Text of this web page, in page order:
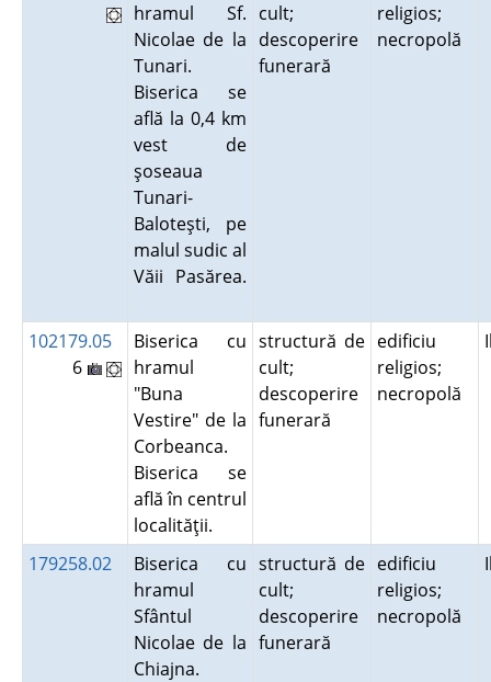
hramul Sf.
Nicolae de la
Tunari.
Biserica se
află la 0,4 km
vest de
şoseaua
Tunari-
Baloteşti, pe
malul sudic al
Văii Pasărea.
cult;
descoperire
funerară
religios;
necropolă
102179.05
6
Biserica cu
hramul
"Buna
Vestire" de la
Corbeanca.
Biserica se
află în centrul
localităţii.
structură de
cult;
descoperire
funerară
edificiu
religios;
necropolă
179258.02
Biserica cu
hramul
Sfântul
Nicolae de la
Chiajna.
structură de
cult;
descoperire
funerară
edificiu
religios;
necropolă